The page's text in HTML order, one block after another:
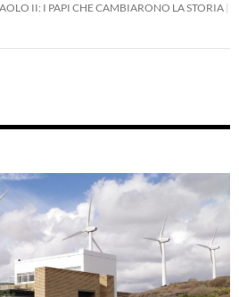
II: I PAPI CHE CAMBIARONO LA STORIA